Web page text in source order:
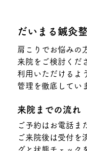
だいまる鍼灸
肩こりでお悩みの
来院をご検討くだ
利用いただけるよ
管理を徹底してい
来院までの流れ
ご予約はお電話ま
ご来院後は受付を